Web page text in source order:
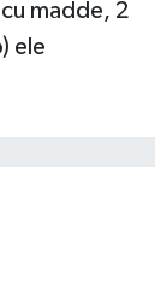
madde, 2
ele